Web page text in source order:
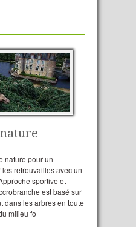
nature pour un
retrouvailles avec un
sportive et
est basé sur
dans les arbres en toute
milieu fo